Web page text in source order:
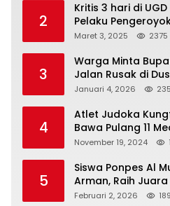
2
Kritis 3 hari di
Pelaku
Melenggang
Tanjungpinang
Maret 3, 2025 2375
3
Warga Minta
Jalan Rusak di
Serdang Bedagai
Januari 4, 2026
4
Atlet Judoka
Bawa Pulang 11
Emas dan 8
November 19, 2024
5
Siswa Ponpes Al
Arman, Raih
Putra di Riau
Februari 2, 2026